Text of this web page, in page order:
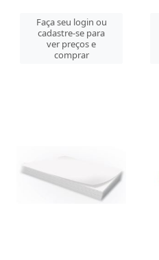
Faça seu login ou
cadastre-se para
ver preços e
comprar